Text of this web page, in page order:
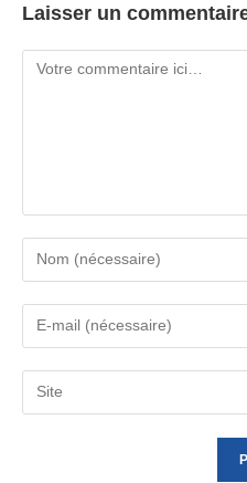
Laisser un